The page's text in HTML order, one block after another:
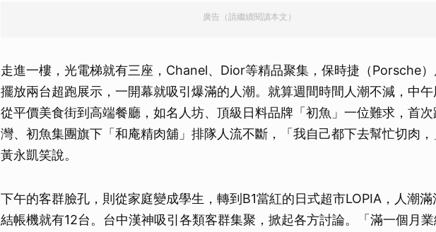
廣告（請繼續閱讀本文）
走進一樓，光電梯就有三座，Chanel、Dior等精品聚集，保時捷（Porsche
擺放兩台超跑展示，一開幕就吸引爆滿的人潮。就算週間時間人潮不減，中午
從平價美食街到高端餐廳，如名人坊、頂級日料品牌「初魚」一位難求，首
灣、初魚集團旗下「和庵精肉舖」排隊人流不斷，「我自己都下去幫忙切肉
黃永凱笑說。
下午的客群臉孔，則從家庭變成學生，轉到B1當紅的日式超市LOPIA，人潮
結帳機就有12台。台中漢神吸引各類客群集聚，掀起各方討論。「滿一個月